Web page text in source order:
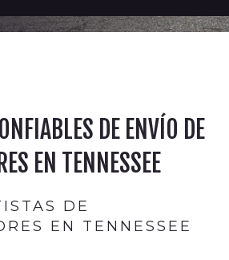
DE ENVÍO DE
EN TENNESSEE
DE
EN TENNESSEE